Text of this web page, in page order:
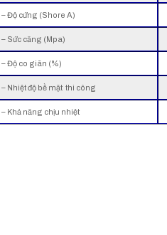
– Độ cứng (Shore A)
– Sức căng (Mpa)
– Độ co giãn (%)
– Nhiệt độ bề mặt thi công
– Khả năng chịu nhiệt